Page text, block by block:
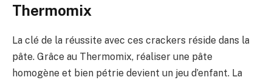
Thermomix
La clé de la réussite avec ces crackers réside dans la
pâte. Grâce au Thermomix, réaliser une pâte
homogène et bien pétrie devient un jeu d’enfant. La